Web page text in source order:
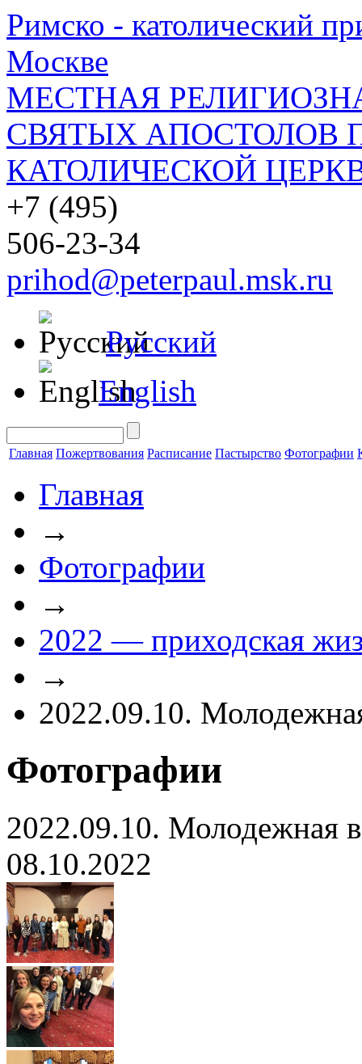
Римско - католический
Москве
МЕСТНАЯ
СВЯТЫХ АПОСТОЛОВ
КАТОЛИЧЕСКОЙ
+7 (495)
506-23-34
prihod@peterpaul.msk.ru
Русский
English
Главная Пожертвования Расписание Пастырство Фотографии
Главная
→
Фотографии
→
2022 — приходская
→
2022.09.10.
Фотографии
2022.09.10. Молодежная
08.10.2022